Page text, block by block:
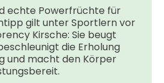
echte Powerfrüchte für
gilt unter Sportlern vor
Kirsche: Sie beugt
die Erholung
und macht den Körper